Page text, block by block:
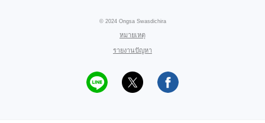
© 2024 Ongsa Swasdichira
หมายเหตุ
รายงานปัญหา